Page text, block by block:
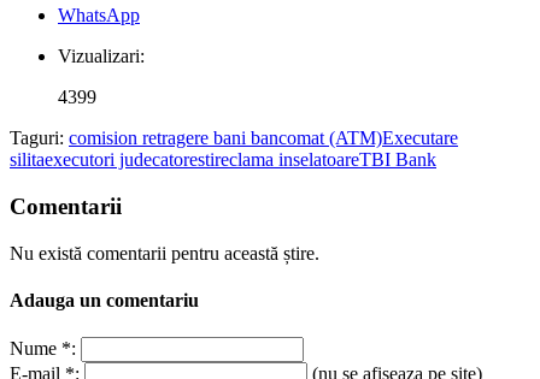
WhatsApp
Vizualizari:
4399
Taguri: comision retragere bani bancomat (ATM)Executare
silitaexecutori judecatorestireclama inselatoareTBI Bank
Comentarii
Nu există comentarii pentru această știre.
Adauga un comentariu
Nume *:
E-mail *:
(nu se afiseaza pe site)